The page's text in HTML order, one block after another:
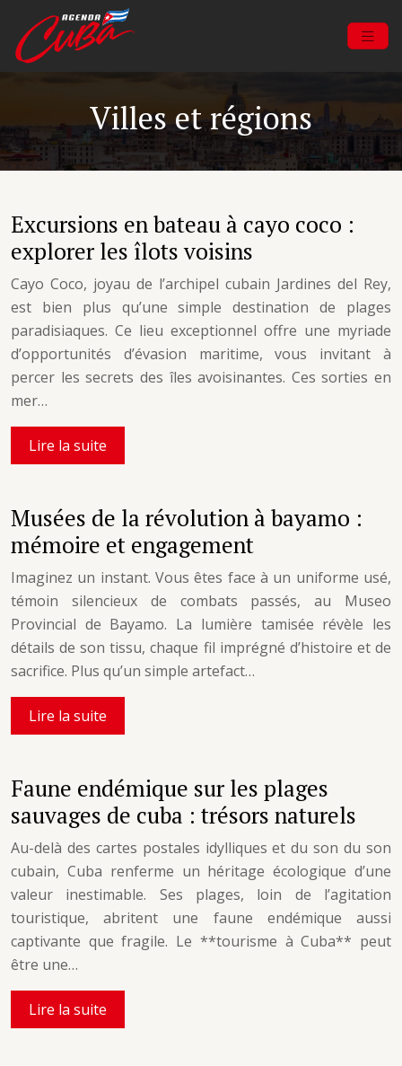
Villes et régions
Excursions en bateau à cayo coco :
explorer les îlots voisins
Cayo Coco, joyau de l’archipel cubain Jardines del Rey,
est bien plus qu’une simple destination de plages
paradisiaques. Ce lieu exceptionnel offre une myriade
d’opportunités d’évasion maritime, vous invitant à
percer les secrets des îles avoisinantes. Ces sorties en
mer…
Lire la suite
Musées de la révolution à bayamo :
mémoire et engagement
Imaginez un instant. Vous êtes face à un uniforme usé,
témoin silencieux de combats passés, au Museo
Provincial de Bayamo. La lumière tamisée révèle les
détails de son tissu, chaque fil imprégné d’histoire et de
sacrifice. Plus qu’un simple artefact…
Lire la suite
Faune endémique sur les plages
sauvages de cuba : trésors naturels
Au-delà des cartes postales idylliques et du son du son
cubain, Cuba renferme un héritage écologique d’une
valeur inestimable. Ses plages, loin de l’agitation
touristique, abritent une faune endémique aussi
captivante que fragile. Le **tourisme à Cuba** peut
être une…
Lire la suite